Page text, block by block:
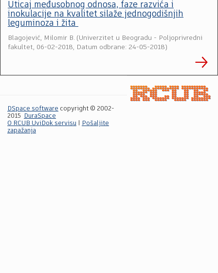
Uticaj međusobnog odnosa, faze razvića i
inokulacije na kvalitet silaže jednogodišnjih
leguminoza i žita
Blagojević, Milomir B. (Univerzitet u Beogradu - Poljoprivredni
fakultet, 06-02-2018, Datum odbrane: 24-05-2018)
DSpace software copyright © 2002-
2015
DuraSpace
O RCUB UviDok servisu
Pošaljite
zapažanja